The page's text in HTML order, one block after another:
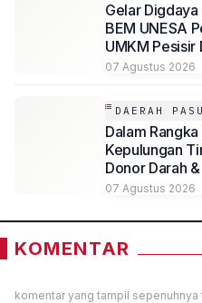
Gelar
BEM UNESA
UMKM Pesisir
07 Agustus 2026
DAERAH
Dalam Rangka
Kepulungan
Donor Darah
07 Agustus 2026
KOMENTAR
komentar yang tampil